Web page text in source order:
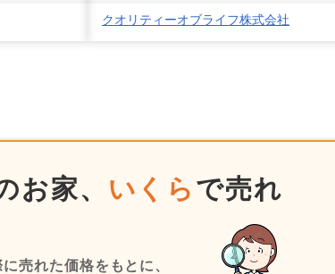
クオリティーオブライフ株式会社
お家、 いくら で売れ
売れた価格をもとに、